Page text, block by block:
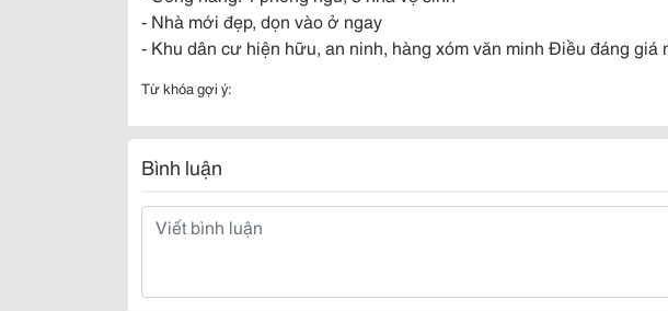
- Nhà mới đẹp, dọn vào ở ngay
- Khu dân cư hiện hữu, an ninh, hàng xóm văn minh Điều đáng giá
Từ khóa gợi ý:
Bình luận